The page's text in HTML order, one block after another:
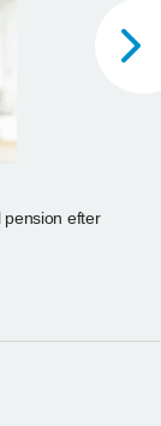
pension efter